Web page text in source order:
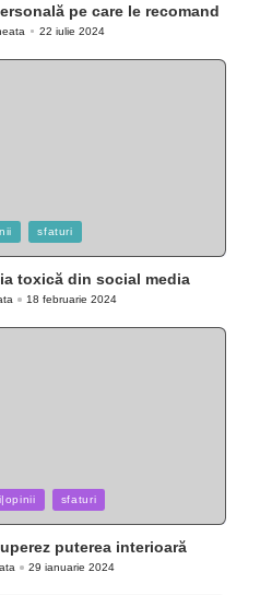
pe care le recomand
22 iulie 2024
sfaturi
toxică din social media
18 februarie 2024
sfaturi
puterea interioară
29 ianuarie 2024